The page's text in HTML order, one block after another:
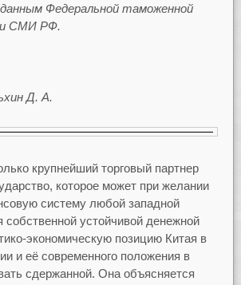
Федеральной таможенной
и СМИ РФ.
Д. А.
крупнейший торговый партнер
которое может при желании
систему любой западной
собственной устойчивой денежной
экономическую позицию Китая в
и её современного положения в
сдержанной. Она объясняется